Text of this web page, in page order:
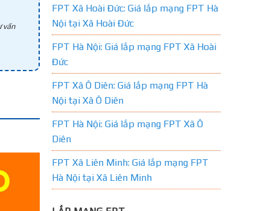
vấn
FPT Xã Hoài Đức: Giá lắp mạng FPT Hà
Nội tại Xã Hoài Đức
FPT Hà Nội: Giá lắp mạng FPT Xã Hoài
Đức
FPT Xã Ô Diên: Giá lắp mạng FPT Hà
Nội tại Xã Ô Diên
FPT Hà Nội: Giá lắp mạng FPT Xã Ô
Diên
FPT Xã Liên Minh: Giá lắp mạng FPT
Hà Nội tại Xã Liên Minh